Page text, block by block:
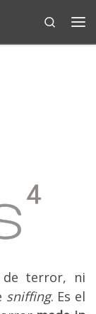
Search
terror, ni
sniffing. Es el